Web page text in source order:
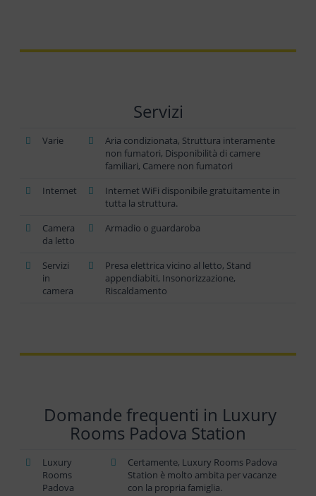
Servizi
Varie
Aria condizionata, Struttura interamente
non fumatori, Disponibilità di camere
familiari, Camere non fumatori
Internet
Internet WiFi disponibile gratuitamente in
tutta la struttura.
Camera
da letto
Armadio o guardaroba
Servizi
in
camera
Presa elettrica vicino al letto, Stand
appendiabiti, Insonorizzazione,
Riscaldamento
Domande frequenti in Luxury
Rooms Padova Station
Luxury
Rooms
Padova
Certamente, Luxury Rooms Padova
Station è molto ambita per vacanze
con la propria famiglia.